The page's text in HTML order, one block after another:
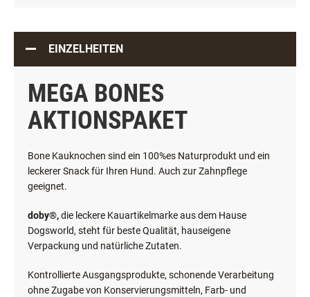
EINZELHEITEN
MEGA BONES
AKTIONSPAKET
Bone Kauknochen sind ein 100%es Naturprodukt und ein
leckerer Snack für Ihren Hund. Auch zur Zahnpflege
geeignet.
doby®,die leckere Kauartikelmarke aus dem Hause
Dogsworld, steht für beste Qualität, hauseigene
Verpackung und natürliche Zutaten.
Kontrollierte Ausgangsprodukte, schonende Verarbeitung
ohne Zugabe von Konservierungsmitteln, Farb- und